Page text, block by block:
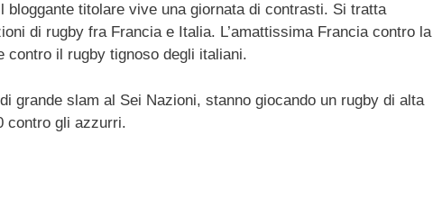
at
s
p
p
ail n
di
di
bloggante titolare vive una giornata di contrasti. Si tratta
di rugby fra Francia e Italia. L’amattissima Francia contro la
contro il rugby tignoso degli italiani.
grande slam al Sei Nazioni, stanno giocando un rugby di alta
contro gli azzurri.